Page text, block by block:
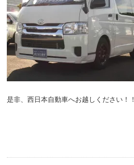
是非、西日本自動車へお越しください！！